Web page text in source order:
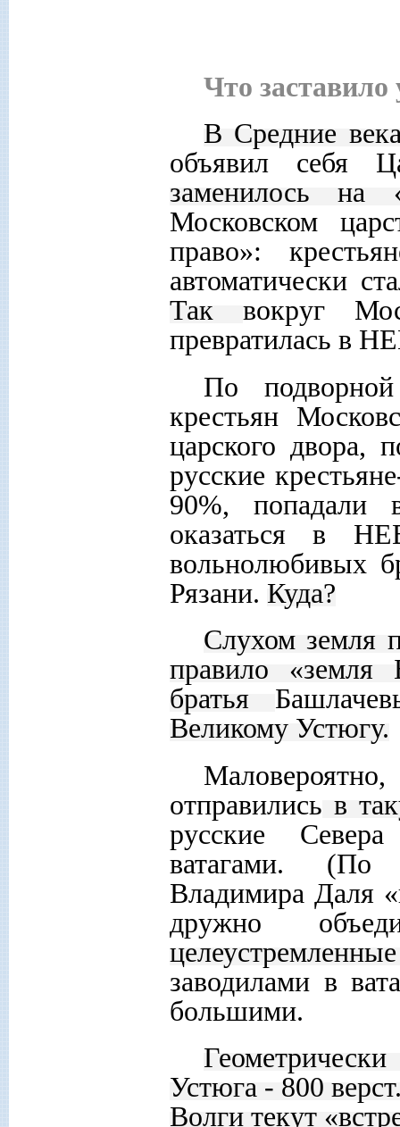
Что заставило
В Средние
объявил себя
заменилось
на
Московском
право»:
автоматически
Так вокруг
превратилась в
По
крестьян
царского двора,
русские
90%, попадали
оказаться в
вольнолюбивых
Рязани. Куда?
Слухом земля
правило «земля
братья
Великому Устюгу.
отправились в
русские
ватагами. (По
Владимира Даля
дружно
заводилами в
большими.
Устюга - 800
Волги текут